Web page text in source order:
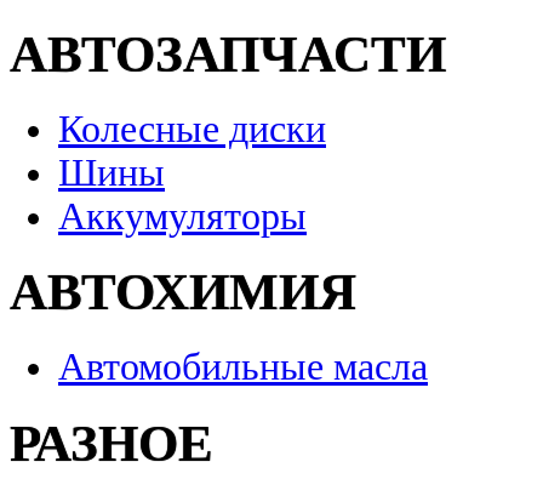
АВТОЗАПЧАСТИ
Колесные диски
Шины
Аккумуляторы
АВТОХИМИЯ
Автомобильные масла
РАЗНОЕ